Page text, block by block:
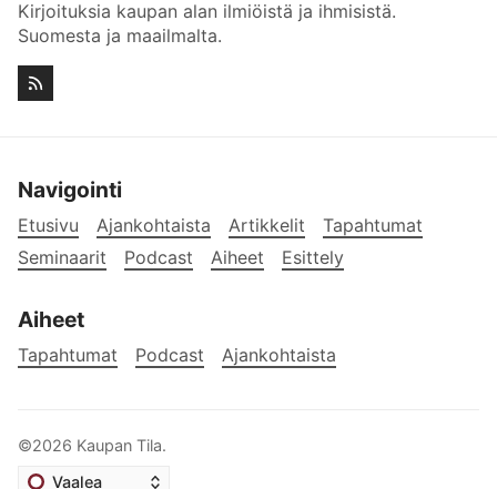
Kirjoituksia kaupan alan ilmiöistä ja ihmisistä.
Suomesta ja maailmalta.
Navigointi
Etusivu Ajankohtaista Artikkelit
Tapahtumat
Seminaarit
Podcast Aiheet Esittely
Aiheet
Tapahtumat Podcast Ajankohtaista
©2026 Kaupan Tila.